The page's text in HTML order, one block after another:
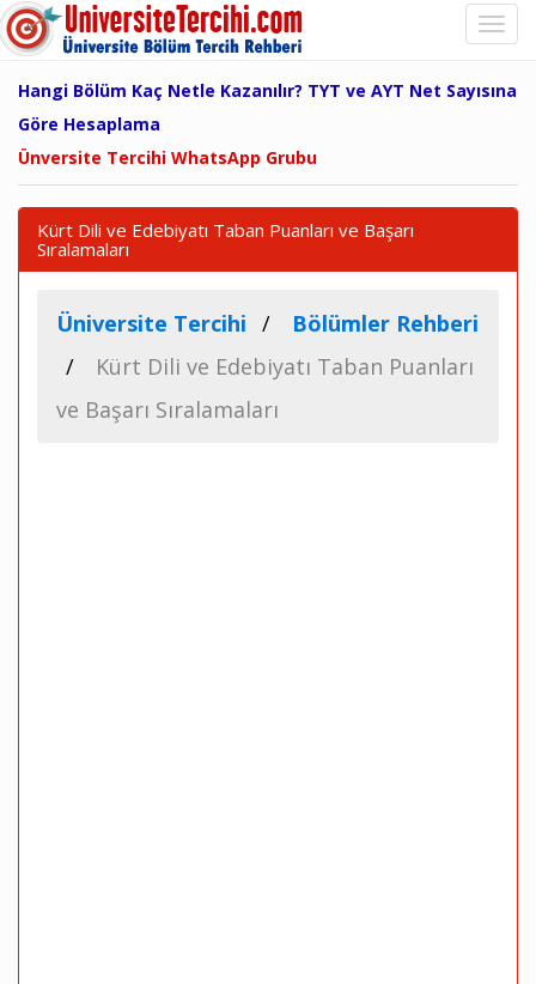
Hangi Bölüm Kaç Netle Kazanılır? TYT ve AYT Net Sayısına
Göre Hesaplama
Ünversite Tercihi WhatsApp Grubu
Kürt Dili ve Edebiyatı Taban Puanları ve Başarı
Sıralamaları
Üniversite Tercihi
Bölümler Rehberi
Kürt Dili ve Edebiyatı Taban Puanları
ve Başarı Sıralamaları